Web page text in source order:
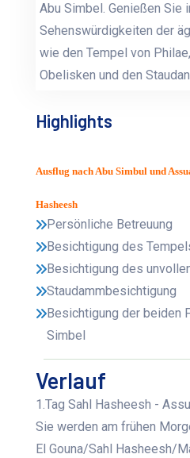
Abu Simbel. Genießen Sie
Sehenswürdigkeiten der
wie den Tempel von
Obelisken und den
Highlights
Ausflug nach Abu Simbul und
Hasheesh
Persönliche Betreuung
Besichtigung des
Besichtigung des
Staudammbesichtigung
Besichtigung der beiden
Simbel
Verlauf
1.Tag Sahl Hasheesh -
Sie werden am frühen
El Gouna/Sahl Hasheesh/